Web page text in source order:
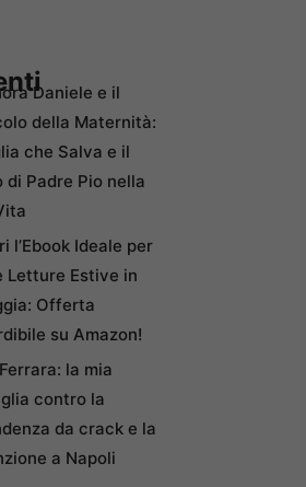
Daniele e il
della Maternità:
che Salva e il
di Padre Pio nella
l’Ebook Ideale per
Letture Estive in
Offerta
su Amazon!
la mia
contro la
da crack e la
a Napoli